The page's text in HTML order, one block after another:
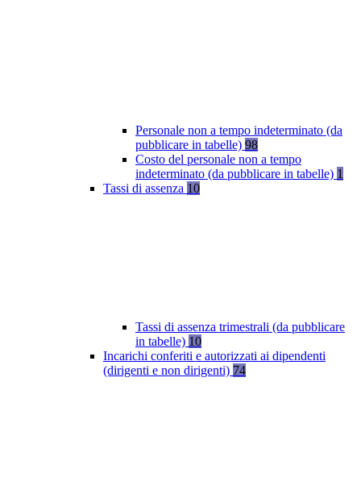
Personale non a tempo indeterminato (da
pubblicare in tabelle) 98
Costo del personale non a tempo
indeterminato (da pubblicare in tabelle) 1
Tassi di assenza 10
Tassi di assenza trimestrali (da pubblicare
in tabelle) 10
Incarichi conferiti e autorizzati ai dipendenti
(dirigenti e non dirigenti) 74